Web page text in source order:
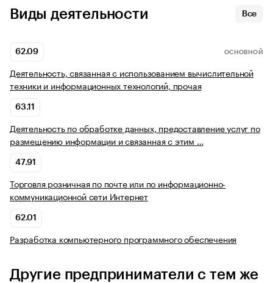
Виды деятельности Все
62.09 ОСНОВНОЙ
Деятельность, связанная с использованием вычислительной
техники и информационных технологий, прочая
63.11
Деятельность по обработке данных, предоставление услуг по
размещению информации и связанная с этим …
47.91
Торговля розничная по почте или по информационно-
коммуникационной сети Интернет
62.01
Разработка компьютерного программного обеспечения
Другие предприниматели с тем же